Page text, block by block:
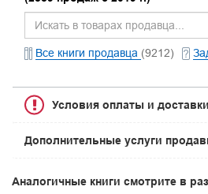
Все книги продавца (9212)
Условия оплаты и доставки
Дополнительные услуги
Аналогичные книги смотрите в